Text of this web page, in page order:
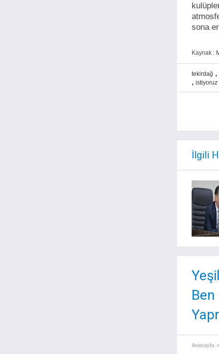
sona
Kaynak :
tekirdağ ,
, istiyoruz
İlgili
Ben
Anasayfa »